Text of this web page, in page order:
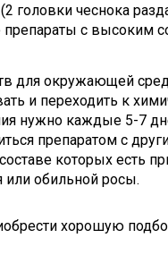
головки чеснока
с высоким
для окружающей
и переходить к
нужно каждые 5-7
препаратом с
которых есть
или обильной росы.
хорошую